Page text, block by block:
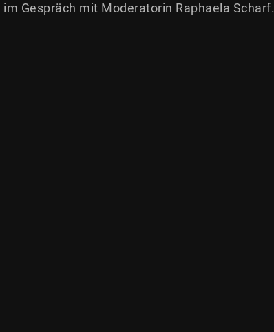
im Gespräch mit Moderatorin Raphaela Scharf.